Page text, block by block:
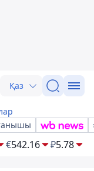
Қаз
€542.16 ₽5.78